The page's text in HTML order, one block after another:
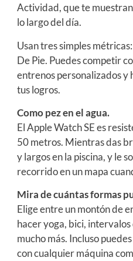
Actividad, que te
lo largo del día.
Usan tres simples
De Pie. Puedes competir
entrenos personalizados
tus logros.
Como pez en el agua.
El Apple Watch SE es
50 metros. Mientras das
y largos en la piscina, y le
recorrido en un mapa
Mira de cuántas formas
Elige entre un montón de
hacer yoga, bici,
mucho más. Incluso
con cualquier máquina